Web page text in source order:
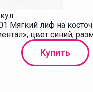
Мягкий лиф на
цвет синий,
Купить